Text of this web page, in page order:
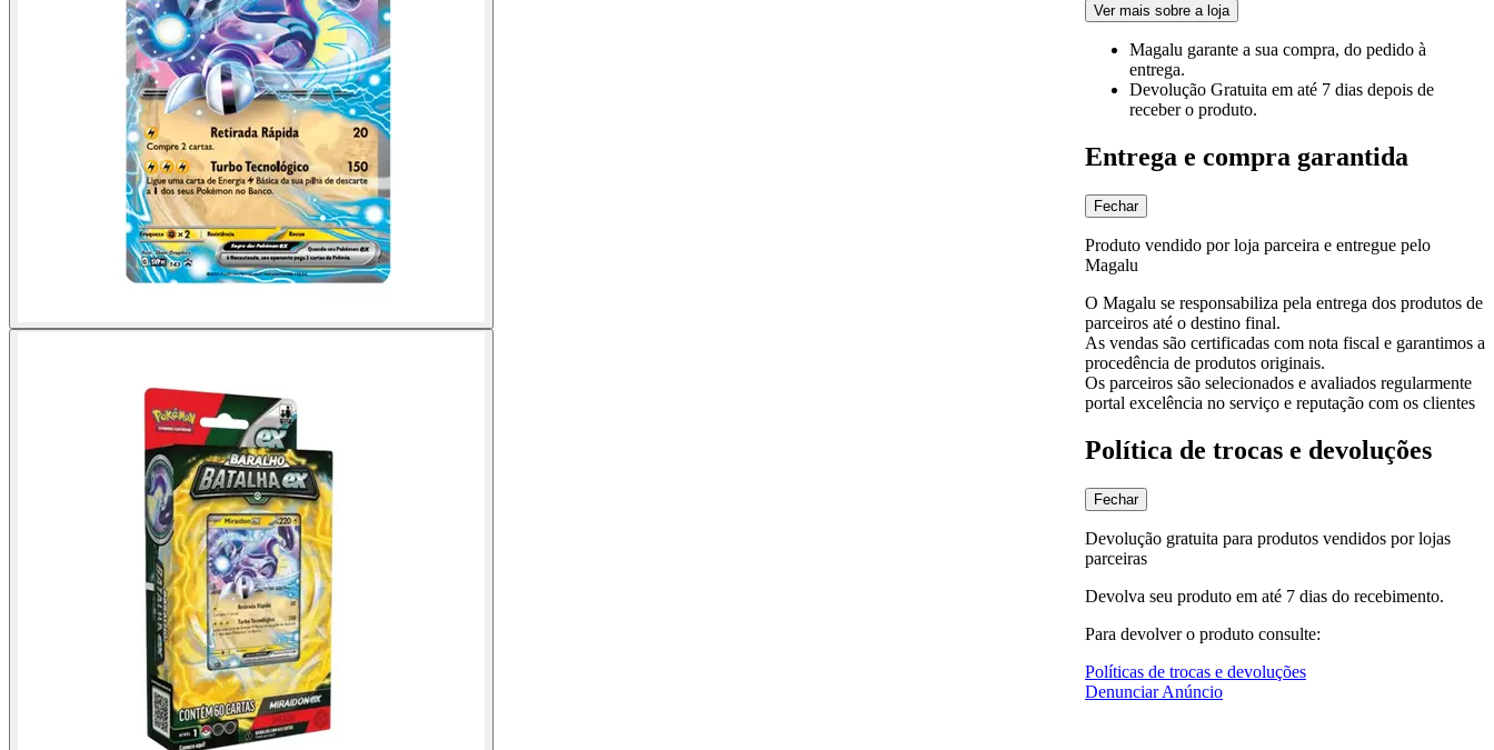
Ver mais sobre a loja
Magalu garante a sua compra, do pedido à
entrega.
Devolução Gratuita em até 7 dias depois de
receber o produto.
Entrega e compra garantida
Fechar
Produto vendido por loja parceira e entregue pelo
Magalu
O Magalu se responsabiliza pela entrega dos produtos de
parceiros até o destino final.
As vendas são certificadas com nota fiscal e garantimos a
procedência de produtos originais.
Os parceiros são selecionados e avaliados regularmente
portal excelência no serviço e reputação com os clientes
Política de trocas e devoluções
Fechar
Devolução gratuita para produtos vendidos por lojas
parceiras
Devolva seu produto em até 7 dias do recebimento.
Para devolver o produto consulte:
Políticas de trocas e devoluções
Denunciar Anúncio